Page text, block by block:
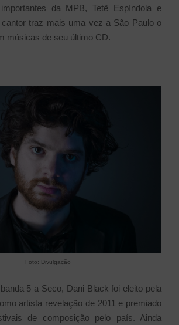
da MPB, Tetê Espíndola e
traz mais uma vez a São Paulo o
músicas de seu último CD.
Foto: Divulgação
5 a Seco, Dani Black foi eleito pela
artista revelação de 2011 e premiado
de composição pelo país. Ainda